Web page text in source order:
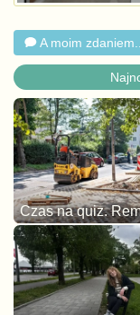
A moim zdaniem...
Czas na quiz.